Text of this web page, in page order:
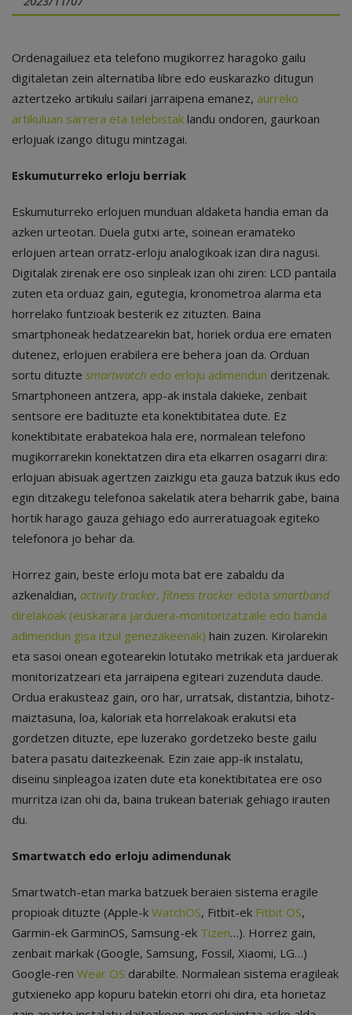
Ordenagailuez eta telefono mugikorrez haragoko gailu
digitaletan zein alternatiba libre edo euskarazko ditugun
aztertzeko artikulu sailari jarraipena emanez, aurreko
artikuluan sarrera eta telebistak landu ondoren, gaurkoan
erlojuak izango ditugu mintzagai.
Eskumuturreko erloju berriak
Eskumuturreko erlojuen munduan aldaketa handia eman da
azken urteotan. Duela gutxi arte, soinean eramateko
erlojuen artean orratz-erloju analogikoak izan dira nagusi.
Digitalak zirenak ere oso sinpleak izan ohi ziren: LCD pantaila
zuten eta orduaz gain, egutegia, kronometroa alarma eta
horrelako funtzioak besterik ez zituzten. Baina
smartphoneak hedatzearekin bat, horiek ordua ere ematen
dutenez, erlojuen erabilera ere behera joan da. Orduan
sortu dituzte smartwatch edo erloju adimendun deritzenak.
Smartphoneen antzera, app-ak instala dakieke, zenbait
sentsore ere badituzte eta konektibitatea dute. Ez
konektibitate erabatekoa hala ere, normalean telefono
mugikorrarekin konektatzen dira eta elkarren osagarri dira:
erlojuan abisuak agertzen zaizkigu eta gauza batzuk ikus edo
egin ditzakegu telefonoa sakelatik atera beharrik gabe, baina
hortik harago gauza gehiago edo aurreratuagoak egiteko
telefonora jo behar da.
Horrez gain, beste erloju mota bat ere zabaldu da
azkenaldian, activity tracker, fitness trackeredota smartband
direlakoak (euskarara jarduera-monitorizatzaile edo banda
adimendun gisa itzul genezakeenak) hain zuzen. Kirolarekin
eta sasoi onean egotearekin lotutako metrikak eta jarduerak
monitorizatzeari eta jarraipena egiteari zuzenduta daude.
Ordua erakusteaz gain, oro har, urratsak, distantzia, bihotz-
maiztasuna, loa, kaloriak eta horrelakoak erakutsi eta
gordetzen dituzte, epe luzerako gordetzeko beste gailu
batera pasatu daitezkeenak. Ezin zaie app-ik instalatu,
diseinu sinpleagoa izaten dute eta konektibitatea ere oso
murritza izan ohi da, baina trukean bateriak gehiago irauten
du.
Smartwatch edo erloju adimendunak
Smartwatch-etan marka batzuek beraien sistema eragile
propioak dituzte (Apple-k WatchOS, Fitbit-ek Fitbit OS,
Garmin-ek GarminOS, Samsung-ek Tizen…). Horrez gain,
zenbait markak (Google, Samsung, Fossil, Xiaomi, LG…)
Google-ren Wear OS darabilte. Normalean sistema eragileak
gutxieneko app kopuru batekin etorri ohi dira, eta horietaz